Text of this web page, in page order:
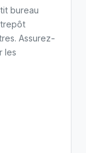
bureau
Assurez-
les